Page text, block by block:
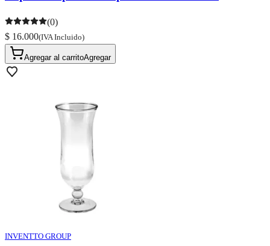
(0)
$ 16.000(IVA Incluido)
Agregar al carritoAgregar
INVENTTO GROUP